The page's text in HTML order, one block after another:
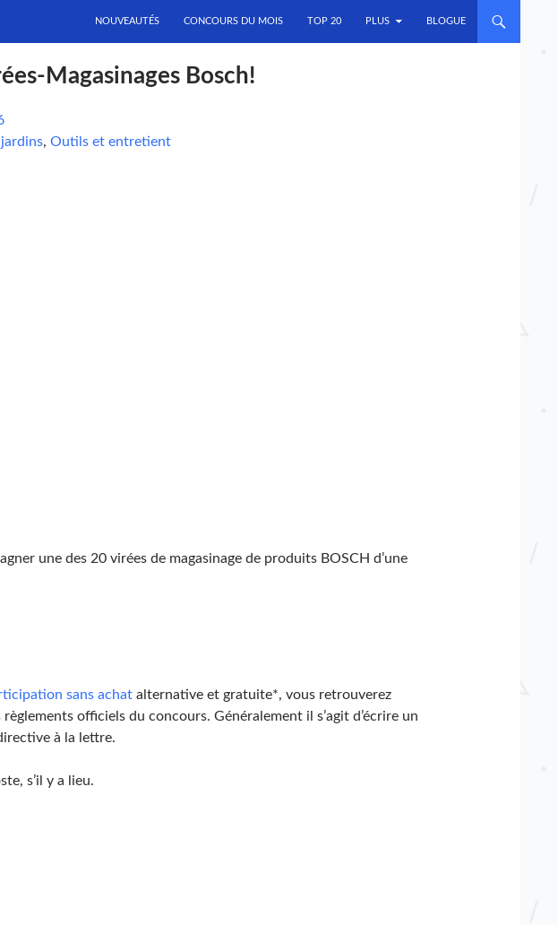
NOUVEAUTÉS CONCOURS DU MOIS TOP 20 PLUS BLOGUE
Magasinages Bosch!
, Outils et entretient
une des 20 virées de magasinage de produits BOSCH d’une
sans achat alternative et gratuite*, vous retrouverez
officiels du concours. Généralement il s’agit d’écrire un
à la lettre.
s’il y a lieu.